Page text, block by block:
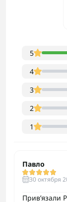
5
4
3
2
1
Павло
30 октября
Прив’язали